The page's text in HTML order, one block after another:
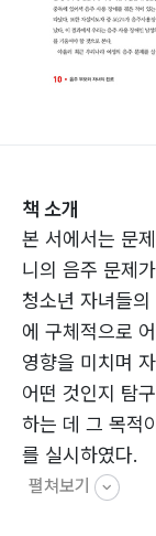
책 소개
본 서에서는 문
니의 음주 문제가
청소년 자녀들
에 구체적으로
영향을 미치며
어떤 것인지 탐구
하는 데 그 목적
를 실시하였다.
펼쳐보기